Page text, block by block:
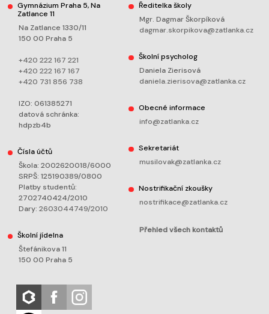
Gymnázium Praha 5, Na
Zatlance 11
Na Zatlance 1330/11
150 00 Praha 5
+420 222 167 221
+420 222 167 167
+420 731 856 738
IZO: 061385271
datová schránka:
hdpzb4b
Čísla účtů
Škola: 2002620018/6000
SRPŠ: 125190389/0800
Platby studentů:
2702740424/2010
Dary: 2603044749/2010
Školní jídelna
Štefánikova 11
150 00 Praha 5
Ředitelka školy
Mgr. Dagmar Škorpíková
dagmar.skorpikova@zatlanka.cz
Školní psycholog
Daniela Zierisová
daniela.zierisova@zatlanka.cz
Obecné informace
info@zatlanka.cz
Sekretariát
musilovak@zatlanka.cz
Nostrifikační zkoušky
nostrifikace@zatlanka.cz
Přehled všech kontaktů